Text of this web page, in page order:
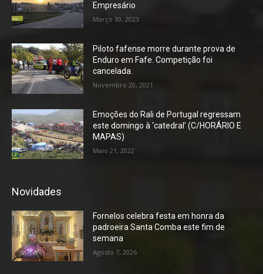
Empresário
Março 30, 2023
Piloto fafense morre durante prova de
Enduro em Fafe. Competição foi
cancelada.
Novembro 20, 2021
Emoções do Rali de Portugal regressam
este domingo à ‘catedral’ (C/HORÁRIO E
MAPAS)
Maio 21, 2022
Novidades
Fornelos celebra festa em honra da
padroeira Santa Comba este fim de
semana
Agosto 7, 2026